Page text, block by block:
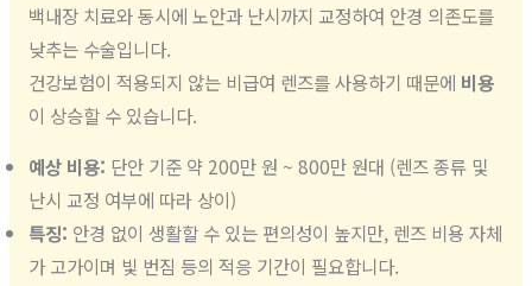
백내장 치료와 동시에 노안과 난시까지 교정하여 안경 의존도를
낮추는 수술입니다.
건강보험이 적용되지 않는 비급여 렌즈를 사용하기 때문에 비용
이 상승할 수 있습니다.
예상 비용: 단안 기준 약 200만 원 ~ 800만 원대 (렌즈 종류 및
난시 교정 여부에 따라 상이)
특징: 안경 없이 생활할 수 있는 편의성이 높지만, 렌즈 비용 자체
가 고가이며 빛 번짐 등의 적응 기간이 필요합니다.